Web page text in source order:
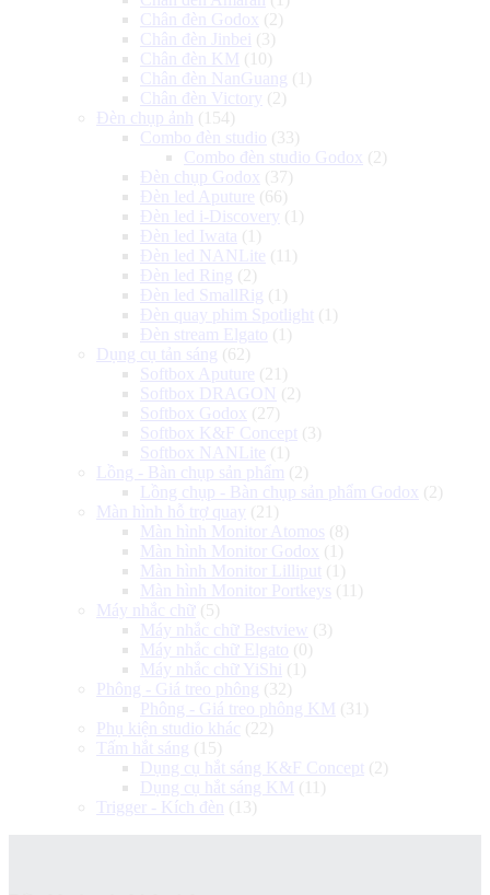
Chân đèn Godox (2)
Chân đèn Jinbei (3)
Chân đèn KM (10)
Chân đèn NanGuang (1)
Chân đèn Victory (2)
Đèn chụp ảnh
(154)
Combo đèn studio (33)
Combo đèn studio Godox (2)
Đèn chụp Godox (37)
Đèn led Aputure (66)
Đèn led i-Discovery (1)
Đèn led Iwata (1)
Đèn led NANLite (11)
Đèn led Ring (2)
Đèn led SmallRig (1)
Đèn quay phim Spotlight (1)
Đèn stream Elgato (1)
Dụng cụ tản sáng (62)
Softbox Aputure (21)
Softbox DRAGON (2)
Softbox Godox (27)
Softbox K&F Concept (3)
Softbox NANLite (1)
Lồng - Bàn chụp sản phẩm (2)
Lồng chụp - Bàn chụp sản phẩm Godox (2)
Màn hình hỗ trợ quay (21)
Màn hình Monitor Atomos (8)
Màn hình Monitor Godox (1)
Màn hình Monitor Lilliput (1)
Màn hình Monitor Portkeys (11)
Máy nhắc chữ (5)
Máy nhắc chữ Bestview (3)
Máy nhắc chữ Elgato (0)
Máy nhắc chữ YiShi
(1)
Phông - Giá treo phông (32)
Phông - Giá treo phông KM (31)
Phụ kiện studio khác (22)
Tấm hắt sáng (15)
Dụng cụ hắt sáng K&F Concept (2)
Dụng cụ hắt sáng KM (11)
Trigger - Kích đèn
(13)